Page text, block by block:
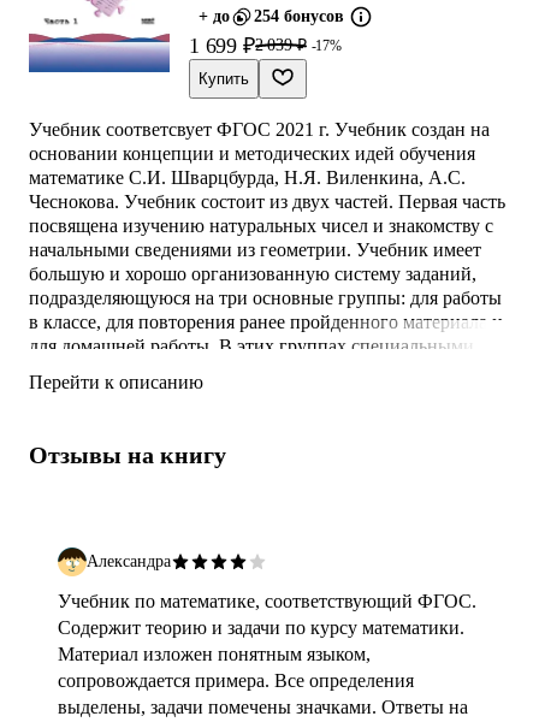
+ до 254 бонусов
1 699 ₽2 039 ₽ -17%
Купить
Учебник соответсвует ФГОС 2021 г. Учебник создан на
основании концепции и методических идей обучения
математике С.И. Шварцбурда, Н.Я. Виленкина, А.С.
Чеснокова. Учебник состоит из двух частей. Первая часть
посвящена изучению натуральных чисел и знакомству с
начальными сведениями из геометрии. Учебник имеет
большую и хорошо организованную систему заданий,
подразделяющуюся на три основные группы: для работы
в классе, для повторения ранее пройденного материала и
для домашней работы. В этих группах специальными
задания для работы в группах учащихся, практические
Перейти к описанию
Отзывы на книгу
Александра
Учебник по математике, соответствующий ФГОС.
Содержит теорию и задачи по курсу математики.
Материал изложен понятным языком,
сопровождается примера. Все определения
выделены, задачи помечены значками. Ответы на